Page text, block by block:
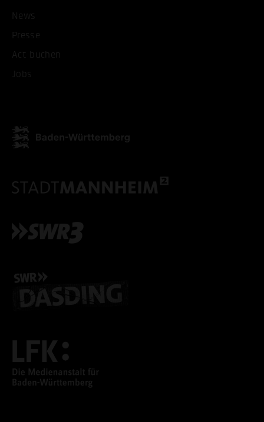
News
Presse
Act buchen
Jobs